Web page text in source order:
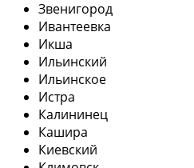
Звенигород
Ивантеевка
Икша
Ильинский
Ильинское
Истра
Калининец
Кашира
Киевский